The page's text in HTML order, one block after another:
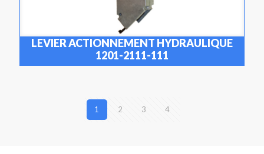
LEVIER ACTIONNEMENT HYDRAULIQUE
1201-2111-111
1 2 3 4